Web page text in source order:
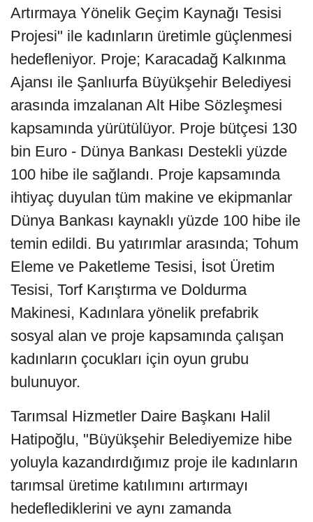
Artırmaya Yönelik Geçim Kaynağı Tesisi
Projesi" ile kadınların üretimle güçlenmesi
hedefleniyor. Proje; Karacadağ Kalkınma
Ajansı ile Şanlıurfa Büyükşehir Belediyesi
arasında imzalanan Alt Hibe Sözleşmesi
kapsamında yürütülüyor. Proje bütçesi 130
bin Euro - Dünya Bankası Destekli yüzde
100 hibe ile sağlandı. Proje kapsamında
ihtiyaç duyulan tüm makine ve ekipmanlar
Dünya Bankası kaynaklı yüzde 100 hibe ile
temin edildi. Bu yatırımlar arasında; Tohum
Eleme ve Paketleme Tesisi, İsot Üretim
Tesisi, Torf Karıştırma ve Doldurma
Makinesi, Kadınlara yönelik prefabrik
sosyal alan ve proje kapsamında çalışan
kadınların çocukları için oyun grubu
bulunuyor.
Tarımsal Hizmetler Daire Başkanı Halil
Hatipoğlu, "Büyükşehir Belediyemize hibe
yoluyla kazandırdığımız proje ile kadınların
tarımsal üretime katılımını artırmayı
hedeflediklerini ve aynı zamanda